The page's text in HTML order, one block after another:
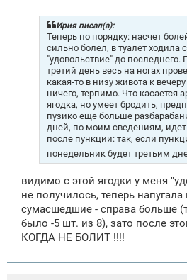
б
е
н
и
е
Ирия писал(а):
Теперь по порядку: насчет
сильно болел, в туалет ходила
"удовольствие" до последнего.
третий день весь на ногах
какая-то в низу живота к
ничего, терпимо. Что касается
ягодка, но умеет бродить,
пузико еще больше
дней, по моим сведениям,
после пункции: так, если
понедельник будет третьим
видимо с этой ягодки у меня
не получилось, теперь
сумасшедшие - справа больше
было -5 шт. из 8), зато после
КОГДА НЕ БОЛИТ !!!!